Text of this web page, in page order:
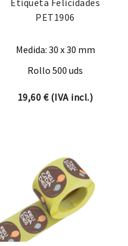
Etiqueta Felicidades
PET1906
Medida: 30 x 30 mm
Rollo 500 uds
19,60 €(IVA incl.)